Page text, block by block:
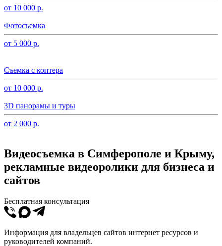
от 10 000 р.
Фотосъемка
от 5 000 р.
Съемка с коптера
от 10 000 р.
3D панорамы и туры
от 2 000 р.
Видеосъемка в Симферополе и Крыму,
рекламные видеоролики для бизнеса и
сайтов
Бесплатная консультация
Информация для владельцев сайтов интернет ресурсов и
руководителей компаний.